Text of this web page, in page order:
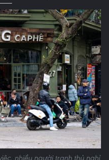
nhiều người tranh thủ nghỉ